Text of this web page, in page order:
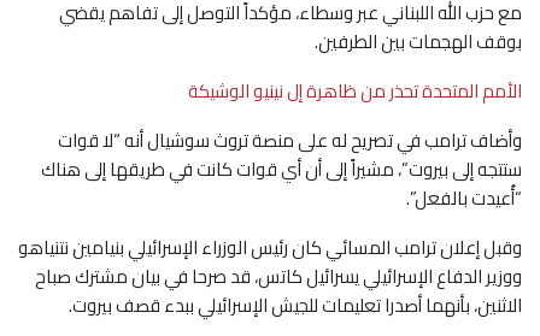
مع حزب الله اللبناني عبر وسطاء، مؤكداً التوصل إلى تفاهم يقضي
بوقف الهجمات بين الطرفين.
الأمم المتحدة تحذر من ظاهرة إل نينيو الوشيكة
وأضاف ترامب في تصريح له على منصة تروث سوشيال أنه “لا قوات
ستتجه إلى بيروت”، مشيراً إلى أن أي قوات كانت في طريقها إلى هناك
“أُعيدت بالفعل”.
وقبل إعلان ترامب المسائي كان رئيس الوزراء الإسرائيلي بنيامين نتنياهو
ووزير الدفاع الإسرائيلي يسرائيل كاتس، قد صرحا في بيان مشترك صباح
الاثنين، بأنهما أصدرا تعليمات للجيش الإسرائيلي ببدء قصف بيروت.